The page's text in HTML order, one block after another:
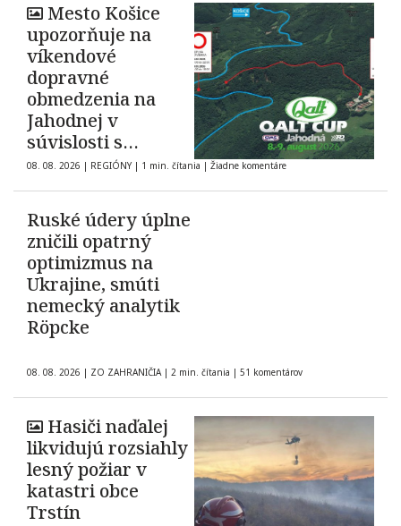
Mesto Košice
upozorňuje na
víkendové
dopravné
obmedzenia na
Jahodnej v
súvislosti s
automobilovými
pretekmi
08. 08. 2026 | REGIÓNY | 1 min. čítania | Žiadne komentáre
Ruské údery úplne
zničili opatrný
optimizmus na
Ukrajine, smúti
nemecký analytik
Röpcke
08. 08. 2026 | ZO ZAHRANIČIA | 2 min. čítania | 51 komentárov
Hasiči naďalej
likvidujú rozsiahly
lesný požiar v
katastri obce
Trstín